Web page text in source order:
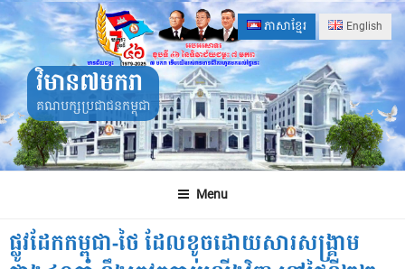
Skip
to
content
ភាសាខ្មែរ English
វិមាន៧មករា
គណបក្សប្រជាជនកម្ពុជា
Menu
ផ្លូវដែកកម្ពុជា-ថៃ ដែលខូចដោយសារសង្គ្រាម